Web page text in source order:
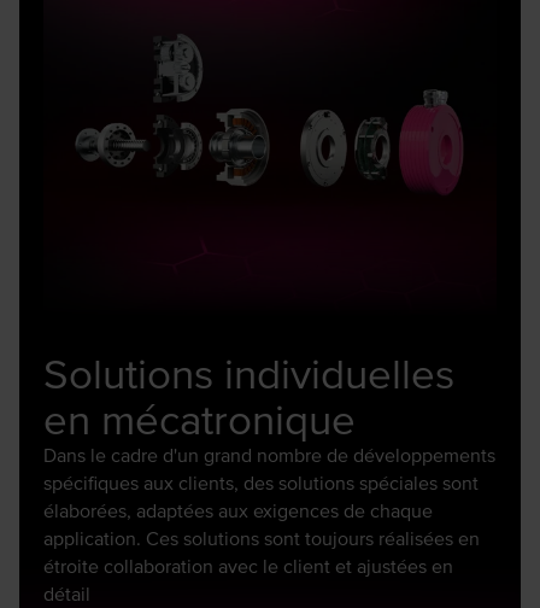
Solutions individuelles
en mécatronique
Dans le cadre d'un grand nombre de développements
spécifiques aux clients, des solutions spéciales sont
élaborées, adaptées aux exigences de chaque
application. Ces solutions sont toujours réalisées en
étroite collaboration avec le client et ajustées en
détail